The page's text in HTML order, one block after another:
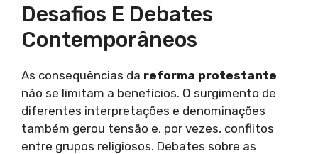
Desafios E Debates
Contemporâneos
As consequências da reforma protestante
não se limitam a benefícios. O surgimento de
diferentes interpretações e denominações
também gerou tensão e, por vezes, conflitos
entre grupos religiosos. Debates sobre as